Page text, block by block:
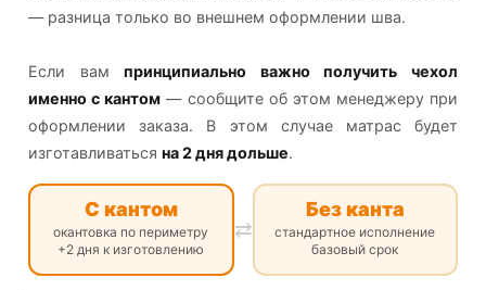
— разница только во внешнем оформлении шва.
Если вампринципиально важно получить чехол
именно с кантом — сообщите об этом менеджеру при
оформлении заказа. В этом случае матрас будет
изготавливаться на 2 дня дольше.
С кантом
окантовка по периметру
+2 дня к изготовлению
⇄
Без канта
стандартное исполнение
базовый срок